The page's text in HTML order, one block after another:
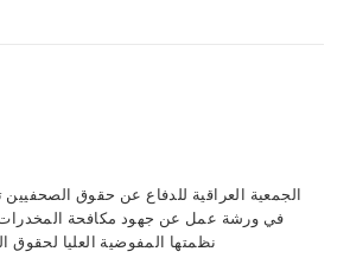
الجمعية العراقية للدفاع عن حقوق
في ورشة عمل عن جهود مكافحة